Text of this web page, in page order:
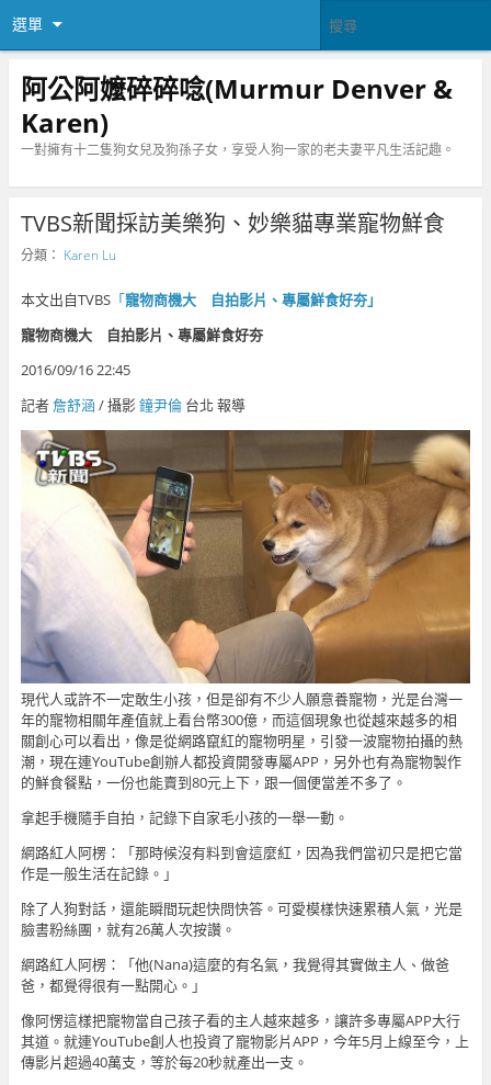
選單
阿公阿嬤碎碎唸(Murmur Denver &
Karen)
一對擁有十二隻狗女兒及狗孫子女，享受人狗一家的老夫妻平凡生活記趣。
TVBS新聞採訪美樂狗、妙樂貓專業寵物鮮食
分類： Karen Lu
本文出自TVBS「寵物商機大 自拍影片、專屬鮮食好夯」
寵物商機大 自拍影片、專屬鮮食好夯
2016/09/16 22:45
記者詹舒涵 / 攝影鐘尹倫台北 報導
現代人或許不一定敢生小孩，但是卻有不少人願意養寵物，光是台灣一
年的寵物相關年產值就上看台幣300億，而這個現象也從越來越多的相
關創心可以看出，像是從網路竄紅的寵物明星，引發一波寵物拍攝的熱
潮，現在連YouTube創辦人都投資開發專屬APP，另外也有為寵物製作
的鮮食餐點，一份也能賣到80元上下，跟一個便當差不多了。
拿起手機隨手自拍，記錄下自家毛小孩的一舉一動。
網路紅人阿楞：「那時候沒有料到會這麼紅，因為我們當初只是把它當
作是一般生活在記錄。」
除了人狗對話，還能瞬間玩起快問快答。可愛模樣快速累積人氣，光是
臉書粉絲團，就有26萬人次按讚。
網路紅人阿楞：「他(Nana)這麼的有名氣，我覺得其實做主人、做爸
爸，都覺得很有一點開心。」
像阿愣這樣把寵物當自己孩子看的主人越來越多，讓許多專屬APP大行
其道。就連YouTube創人也投資了寵物影片APP，今年5月上線至今，上
傳影片超過40萬支，等於每20秒就產出一支。